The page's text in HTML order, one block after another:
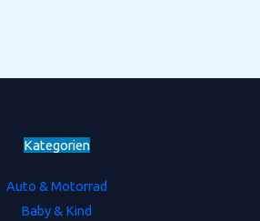
Kategorien
Auto & Motorrad
Baby & Kind